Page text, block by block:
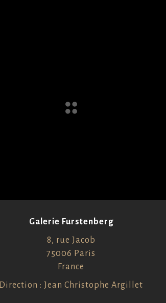
Galerie Furstenberg
8, rue Jacob
75006 Paris
France
Direction : Jean Christophe Argillet